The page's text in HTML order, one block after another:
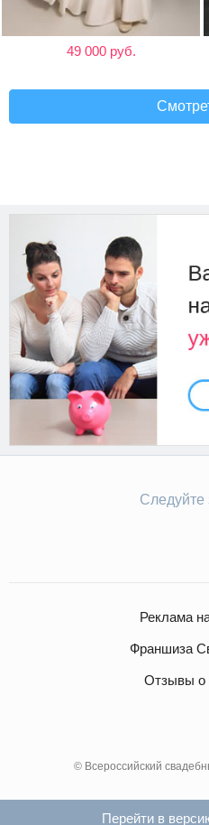
49 000 руб.
Следуйте
Реклама
Франшиза
Отзывы о
© Всероссийский
Перейти в